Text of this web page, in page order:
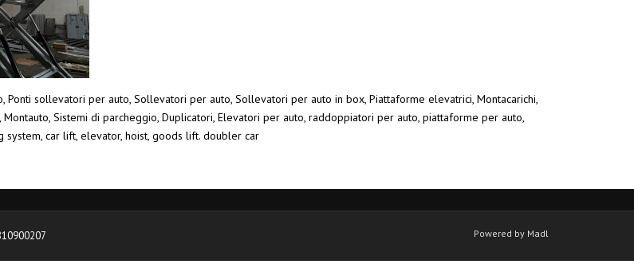
Ponti sollevatori per auto, Sollevatori per auto, Sollevatori per auto in box, Piattaforme elevatrici, Montacarichi,
Montauto, Sistemi di parcheggio, Duplicatori, Elevatori per auto, raddoppiatori per auto, piattaforme per auto,
system, car lift, elevator, hoist, goods lift. doubler car
Powered by Madl